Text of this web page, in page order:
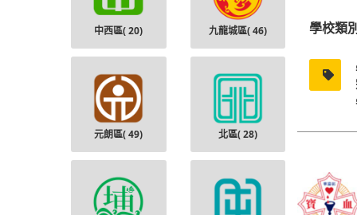
學校類
中西區(20) 九龍城區(46)
元朗區(49) 北區(28)